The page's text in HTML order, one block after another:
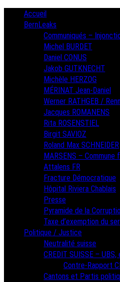
PrimaryAccueil
BernLeaks
Communiqués –
Michel BURDET
Daniel CONUS
Jakob GUTKNECHT
Michèle HERZOG
MÉRINAT Jean-Daniel
Werner RATHGEB /
Jacques ROMANENS
Rita ROSENSTIEL
Birgit SAVIOZ
Roland Max SCHNEIDER
MARSENS –
Attalens FR
Fracture Démocratique
Hôpital Riviera Chablais
Presse
Pyramide de la
Taxe d’exemption du
Politique / Justice
Neutralité suisse
CREDIT SUISSE – UBS,
Contre-Rapport
Cantons et Partis